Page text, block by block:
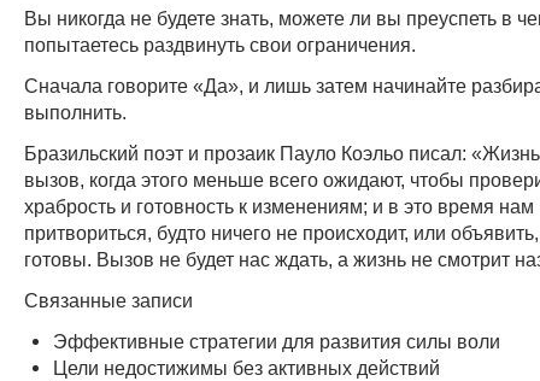
Вы никогда не будете знать, можете ли вы преуспеть в
попытаетесь раздвинуть свои ограничения.
Сначала говорите «Да», и лишь затем начинайте
выполнить.
Бразильский поэт и прозаик Пауло Коэльо писал:
вызов, когда этого меньше всего ожидают, чтобы
храбрость и готовность к изменениям; и в это время нам
притвориться, будто ничего не происходит, или
готовы. Вызов не будет нас ждать, а жизнь не смотрит
Связанные записи
Эффективные стратегии для развития силы воли
Цели недостижимы без активных действий